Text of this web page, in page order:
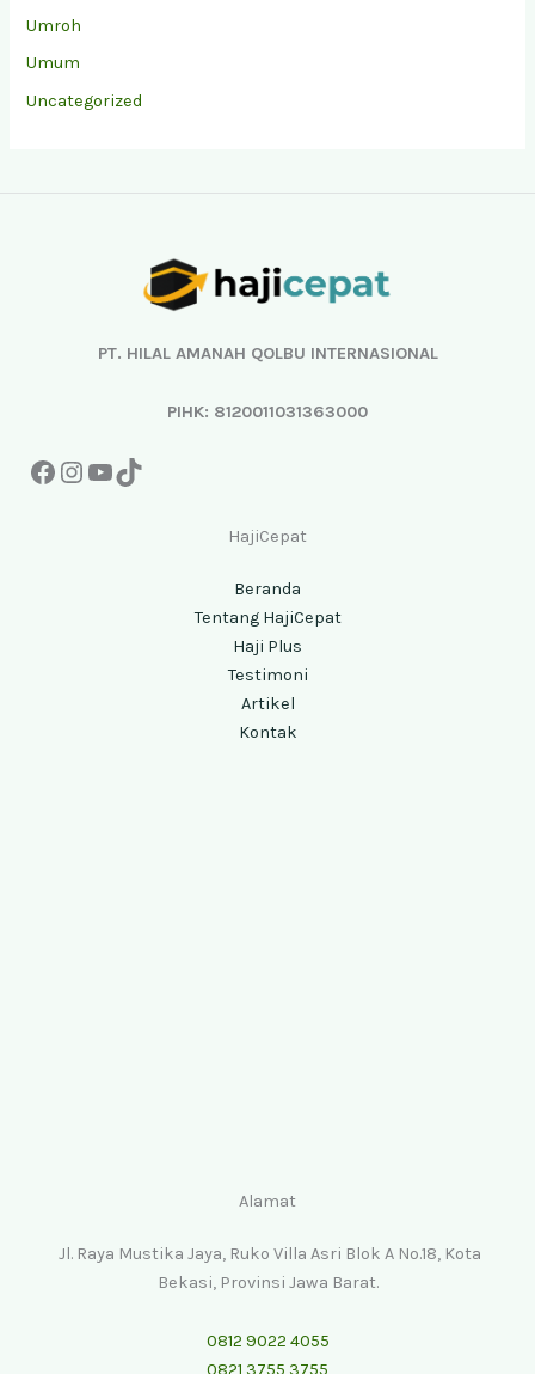
Umroh
Umum
Uncategorized
PT. HILAL AMANAH QOLBU INTERNASIONAL
PIHK: 8120011031363000
Instagram
YouTube
TikTok
HajiCepat
Beranda
Tentang HajiCepat
Haji Plus
Testimoni
Artikel
Kontak
Alamat
Jl. Raya Mustika Jaya, Ruko Villa Asri Blok A No.18, Kota
Bekasi, Provinsi Jawa Barat.
0812 9022 4055